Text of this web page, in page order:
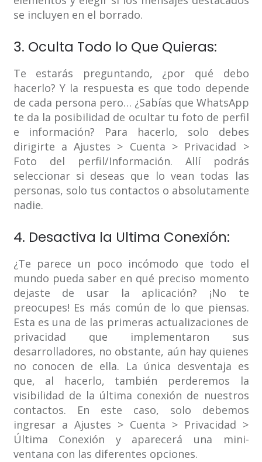
se incluyen en el borrado.
3. Oculta Todo lo Que Quieras:
Te estarás preguntando, ¿por qué debo
hacerlo? Y la respuesta es que todo depende
de cada persona pero… ¿Sabías que WhatsApp
te da la posibilidad de ocultar tu foto de perfil
e información? Para hacerlo, solo debes
dirigirte a Ajustes > Cuenta > Privacidad >
Foto del perfil/Información. Allí podrás
seleccionar si deseas que lo vean todas las
personas, solo tus contactos o absolutamente
nadie.
4. Desactiva la Ultima Conexión:
¿Te parece un poco incómodo que todo el
mundo pueda saber en qué preciso momento
dejaste de usar la aplicación? ¡No te
preocupes! Es más común de lo que piensas.
Esta es una de las primeras actualizaciones de
privacidad que implementaron sus
desarrolladores, no obstante, aún hay quienes
no conocen de ella. La única desventaja es
que, al hacerlo, también perderemos la
visibilidad de la última conexión de nuestros
contactos. En este caso, solo debemos
ingresar a Ajustes > Cuenta > Privacidad >
Última Conexión y aparecerá una mini-
ventana con las diferentes opciones.